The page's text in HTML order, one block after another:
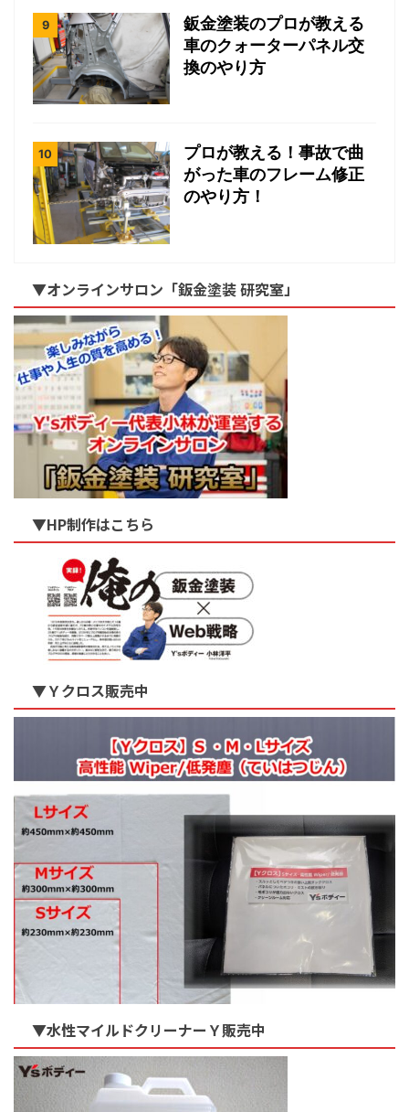
鈑金塗装のプロが教える
車のクォーターパネル交
換のやり方
プロが教える！事故で曲
がった車のフレーム修正
のやり方！
▼オンラインサロン「鈑金塗装 研究室」
▼HP制作はこちら
▼Ｙクロス販売中
▼水性マイルドクリーナーＹ販売中